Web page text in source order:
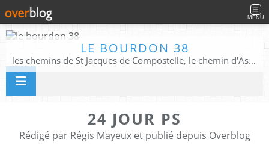
MENU
LE BOURDON 38
les chemins de St Jacques de Compostelle, le chemin d'Assise, La Voie Francigena, et autres chemins ........
24 JOUR PS
Rédigé par Régis Mayeux et publié depuis Overblog